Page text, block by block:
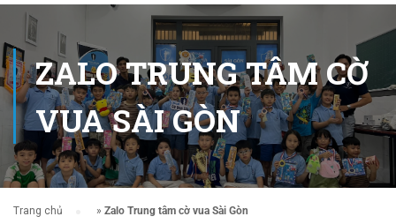
ZALO TRUNG TÂM CỜ
VUA SÀI GÒN
Trang chủ » Zalo Trung tâm cờ vua Sài Gòn